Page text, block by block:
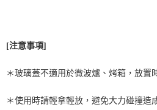
[注意事項]
＊玻璃蓋不適用於微波爐、烤箱，放置
＊使用時請輕拿輕放，避免大力碰撞造